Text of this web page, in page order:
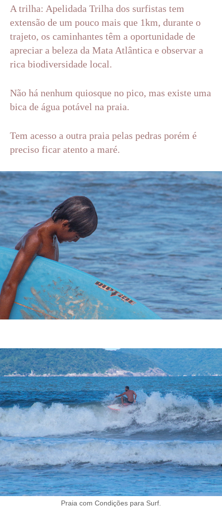
A trilha: Apelidada Trilha dos surfistas tem
extensão de um pouco mais que 1km, durante o
trajeto, os caminhantes têm a oportunidade de
apreciar a beleza da Mata Atlântica e observar a
rica biodiversidade local.
Não há nenhum quiosque no pico, mas existe uma
bica de água potável na praia.
Tem acesso a outra praia pelas pedras porém é
preciso ficar atento a maré.
Praia com Condições para Surf.